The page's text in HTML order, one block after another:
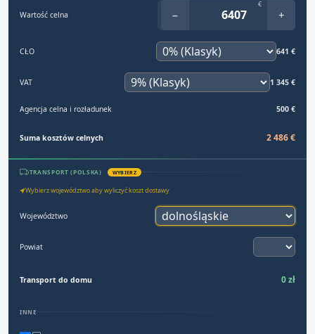
Wartość celna −
€
+
CŁO 641 €
VAT 1 345 €
Agencja celna i rozładunek 500 €
Suma kosztów celnych 2 486 €
TRANSPORT (POLSKA) WYBIERZ
Wybierz województwo aby wyliczyć koszt dostawy
Województwo
Powiat
Transport do domu 0 zł
INNE